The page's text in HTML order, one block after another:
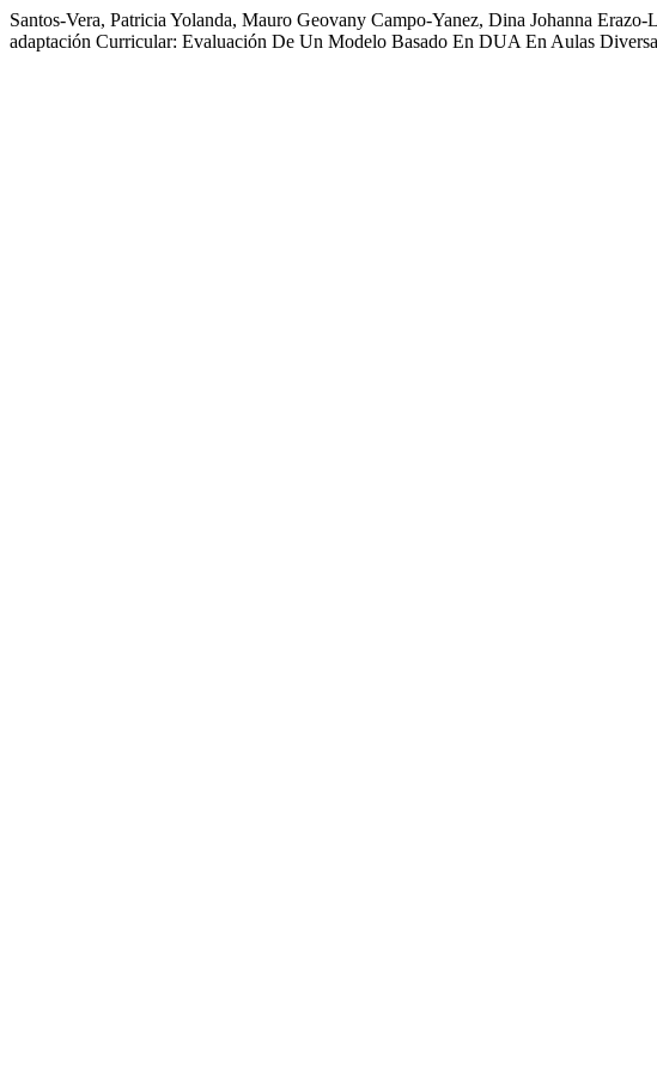
Santos-Vera, Patricia Yolanda, Mauro Geovany Campo-Yanez, Dina Johanna
adaptación Curricular: Evaluación De Un Modelo Basado En DUA En Aulas